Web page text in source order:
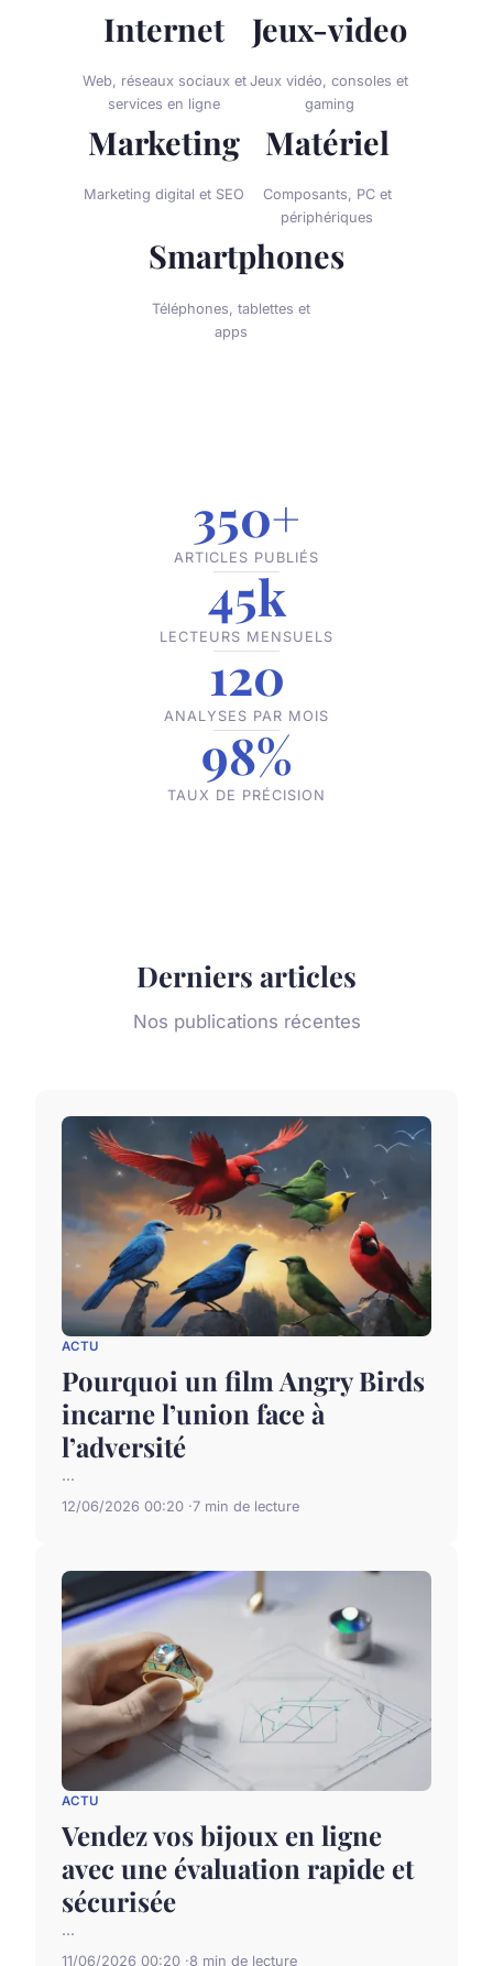
Internet
Web, réseaux sociaux et
services en ligne
Jeux-video
Jeux vidéo, consoles et
gaming
Marketing
Marketing digital et SEO
Matériel
Composants, PC et
périphériques
Smartphones
Téléphones, tablettes et
apps
350+
ARTICLES PUBLIÉS
45k
LECTEURS MENSUELS
120
ANALYSES PAR MOIS
98%
TAUX DE PRÉCISION
Derniers articles
Nos publications récentes
ACTU
Pourquoi un film Angry Birds
incarne l’union face à
l’adversité
...
12/06/2026 00:20 7 min de lecture
ACTU
Vendez vos bijoux en ligne
avec une évaluation rapide et
sécurisée
...
11/06/2026 00:20 8 min de lecture